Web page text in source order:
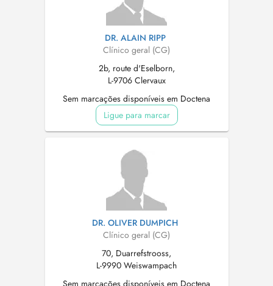
DR. ALAIN RIPP
Clínico geral (CG)
2b, route d'Eselborn,
L-9706 Clervaux
Sem marcações disponíveis em Doctena
Ligue para marcar
DR. OLIVER DUMPICH
Clínico geral (CG)
70, Duarrefstrooss,
L-9990 Weiswampach
Sem marcações disponíveis em Doctena